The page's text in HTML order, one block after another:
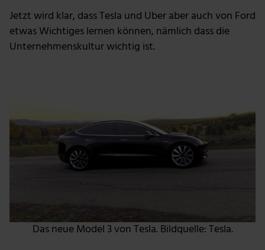
Jetzt wird klar, dass Tesla und Uber aber auch von Ford
etwas Wichtiges lernen können, nämlich dass die
Unternehmenskultur wichtig ist.
Das neue Model 3 von Tesla. Bildquelle: Tesla.